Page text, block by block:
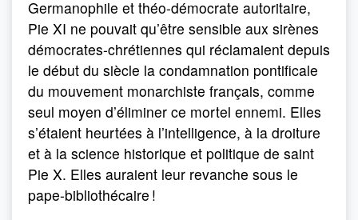
Germanophile et théo-démocrate autoritaire,
Pie XI ne pouvait qu’être sensible aux sirènes
démocrates-chrétiennes qui réclamaient depuis
le début du siècle la condamnation pontificale
du mouvement monarchiste français, comme
seul moyen d’éliminer ce mortel ennemi. Elles
s’étaient heurtées à l’intelligence, à la droiture
et à la science historique et politique de saint
Pie X. Elles auraient leur revanche sous le
pape-bibliothécaire !